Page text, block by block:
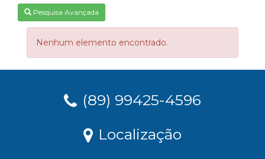
Pesquisa Avançada
Nenhum elemento encontrado.
(89) 99425-4596
Localização